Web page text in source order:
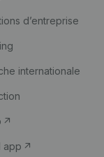
d’entreprise
internationale
app